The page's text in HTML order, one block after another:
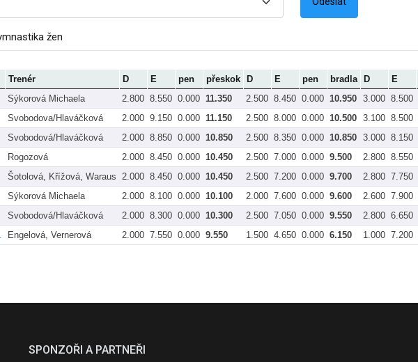
žen
Trenér D E pen přeskok D E pen bradla D E
Sýkorová Michaela
2.800 8.550 0.000 11.350 2.500 8.450 0.000 10.950 3.000 8.500
Svobodova/Hlaváčková
2.000 9.150 0.000 11.150 2.500 8.000 0.000 10.500 3.100 8.500
Svobodová/Hlaváčková
2.000 8.850 0.000 10.850 2.500 8.350 0.000 10.850 3.000 8.150
Rogozová
2.000 8.450 0.000 10.450 2.500 7.000 0.000 9.500 2.800 8.550
Šotolová, Křížová, Waraus
2.000 8.450 0.000 10.450 2.500 7.200 0.000 9.700 2.800 7.750
Sýkorová Michaela
2.000 8.100 0.000 10.100 2.000 7.600 0.000 9.600 2.600 7.900
Svobodová/Hlaváčková
2.000 8.300 0.000 10.300 2.500 7.050 0.000 9.550 2.800 6.650
Engelová, Vernerová 2.000 7.550 0.000 9.550 1.500 4.650 0.000 6.150 1.000 7.200
SPONZOŘI A PARTNEŘI